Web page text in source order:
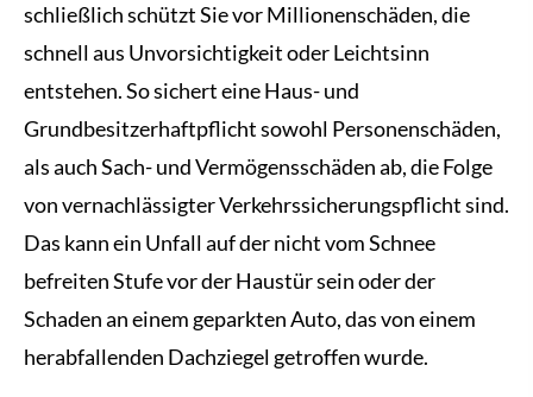
schließlich schützt Sie vor Millionenschäden, die
schnell aus Unvorsichtigkeit oder Leichtsinn
entstehen. So sichert eine Haus- und
Grundbesitzerhaftpflicht sowohl Per­sonenschäden,
als auch Sach- und Vermögensschäden ab, die Folge
von vernachlässigter Verkehrssicherungspflicht sind.
Das kann ein Unfall auf der nicht vom Schnee
befreiten Stufe vor der Haustür sein oder der
Schaden an einem geparkten Auto, das von einem
herabfallenden Dachziegel getroffen wurde.